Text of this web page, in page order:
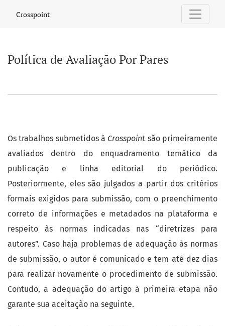
Crosspoint
Política de Avaliação Por Pares
Os trabalhos submetidos à Crosspoint são primeiramente
avaliados dentro do enquadramento temático da
publicação e linha editorial do periódico.
Posteriormente, eles são julgados a partir dos critérios
formais exigidos para submissão, com o preenchimento
correto de informações e metadados na plataforma e
respeito às normas indicadas nas “diretrizes para
autores”. Caso haja problemas de adequação às normas
de submissão, o autor é comunicado e tem até dez dias
para realizar novamente o procedimento de submissão.
Contudo, a adequação do artigo à primeira etapa não
garante sua aceitação na seguinte.